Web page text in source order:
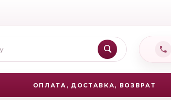
ОПЛАТА, ДОСТАВКА, ВОЗВРАТ